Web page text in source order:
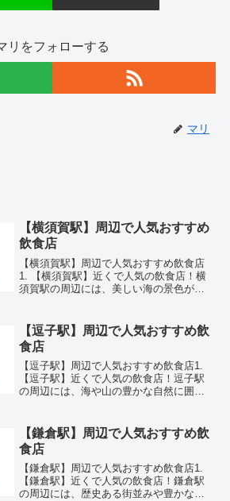
リをフォローする
マリ
【横須賀駅】周辺で人気おすすめ
飲食店
【横須賀駅】周辺で人気おすすめ飲食店
1. 【横須賀駅】近くで人気の飲食店！横
須賀駅の周辺には、美しい海の景色が広
飲食店が数多く集まっています。横須賀
線が乗り入れる歴史あ...
【逗子駅】周辺で人気おすすめ飲
食店
【逗子駅】周辺で人気おすすめ飲食店1.
【逗子駅】近くで人気の飲食店！逗子駅
の周辺には、海や山の豊かな自然に囲ま
南や三浦半島の玄関口として多くの観光
客や地元住民が利用す...
【鎌倉駅】周辺で人気おすすめ飲
食店
【鎌倉駅】周辺で人気おすすめ飲食店1.
【鎌倉駅】近くで人気の飲食店！鎌倉駅
の周辺には、歴史ある街並みや豊かな自